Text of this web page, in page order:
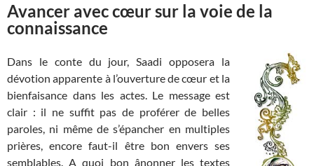
Avancer avec cœur sur la voie de la
connaissance
Dans le conte du jour, Saadi opposera la
dévotion apparente à l’ouverture de cœur et la
bienfaisance dans les actes. Le message est
clair : il ne suffit pas de proférer de belles
paroles, ni même de s’épancher en multiples
prières, encore faut-il être bon envers ses
semblables. A quoi bon ânonner les textes